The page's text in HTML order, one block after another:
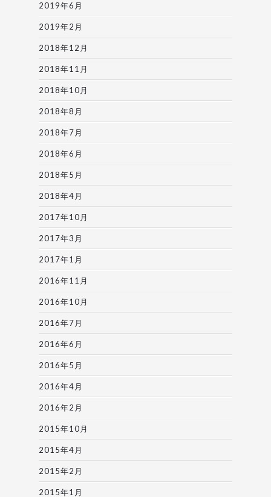
2019年6月
2019年2月
2018年12月
2018年11月
2018年10月
2018年8月
2018年7月
2018年6月
2018年5月
2018年4月
2017年10月
2017年3月
2017年1月
2016年11月
2016年10月
2016年7月
2016年6月
2016年5月
2016年4月
2016年2月
2015年10月
2015年4月
2015年2月
2015年1月